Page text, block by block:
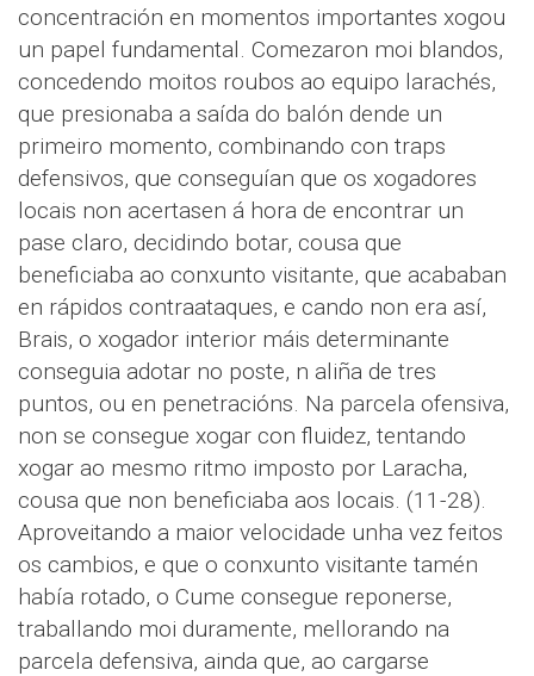
concentración en momentos importantes xogou
un papel fundamental. Comezaron moi blandos,
concedendo moitos roubos ao equipo larachés,
que presionaba a saída do balón dende un
primeiro momento, combinando con traps
defensivos, que conseguían que os xogadores
locais non acertasen á hora de encontrar un
pase claro, decidindo botar, cousa que
beneficiaba ao conxunto visitante, que acababan
en rápidos contraataques, e cando non era así,
Brais, o xogador interior máis determinante
conseguia adotar no poste, n aliña de tres
puntos, ou en penetracións. Na parcela ofensiva,
non se consegue xogar con fluidez, tentando
xogar ao mesmo ritmo imposto por Laracha,
cousa que non beneficiaba aos locais. (11-28).
Aproveitando a maior velocidade unha vez feitos
os cambios, e que o conxunto visitante tamén
había rotado, o Cume consegue reponerse,
traballando moi duramente, mellorando na
parcela defensiva, ainda que, ao cargarse